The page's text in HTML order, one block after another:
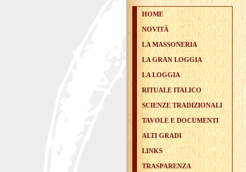
HOME
NOVITÀ
LA MASSONERIA
LA GRAN LOGGIA
LA LOGGIA
RITUALE ITALICO
SCIENZE TRADIZIONALI
TAVOLE E DOCUMENTI
ALTI GRADI
LINKS
TRASPARENZA